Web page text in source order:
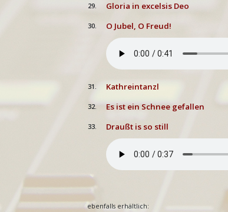
29. Gloria in excelsis Deo
30. O Jubel, O Freud!
31. Kathreintanzl
32. Es ist ein Schnee gefallen
33. Draußt is so still
ebenfalls erhältlich: